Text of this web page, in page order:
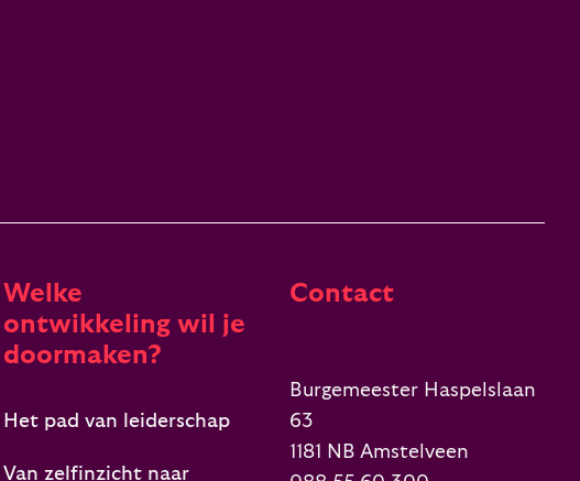
Welke
ontwikkeling wil je
doormaken?
Het pad van leiderschap
Van zelfinzicht naar
Contact
Burgemeester Haspelslaan
63
1181 NB Amstelveen